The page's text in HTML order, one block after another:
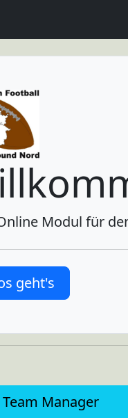
Modul für
geht's
Team Manager